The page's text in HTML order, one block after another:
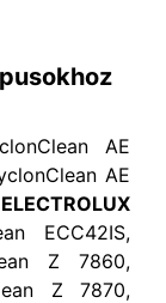
AE
AE
ELECTROLUX
ECC42IS,
Z 7860,
Z 7870,